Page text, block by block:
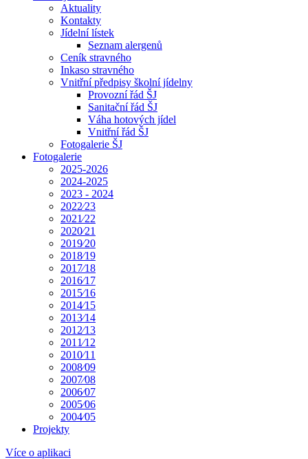
Aktuality
Kontakty
Jídelní lístek
Seznam alergenů
Ceník stravného
Inkaso stravného
Vnitřní předpisy školní jídelny
Provozní řád ŠJ
Sanitační řád ŠJ
Váha hotových jídel
Vnitřní řád ŠJ
Fotogalerie ŠJ
Fotogalerie
2025-2026
2024-2025
2023 - 2024
2022⁄23
2021⁄22
2020⁄21
2019⁄20
2018⁄19
2017⁄18
2016⁄17
2015⁄16
2014⁄15
2013⁄14
2012⁄13
2011⁄12
2010⁄11
2008⁄09
2007⁄08
2006⁄07
2005⁄06
2004⁄05
Projekty
Více o aplikaci